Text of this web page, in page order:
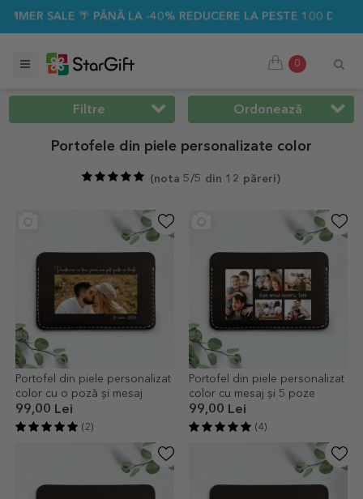
LA -40% REDUCERE LA PESTE 100 DE CADOURI
0
Filtre Ordonează
Portofele din piele personalizate color
(nota 5/5 din 12 păreri )
Portofel din piele personalizat
color cu o poză și mesaj
99,00 Lei
(2)
Portofel din piele personalizat
color cu mesaj și 5 poze
99,00 Lei
(4)